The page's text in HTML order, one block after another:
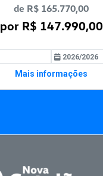
de R$ 165.770,00
por R$ 147.990,00
2026/2026
Mais informações